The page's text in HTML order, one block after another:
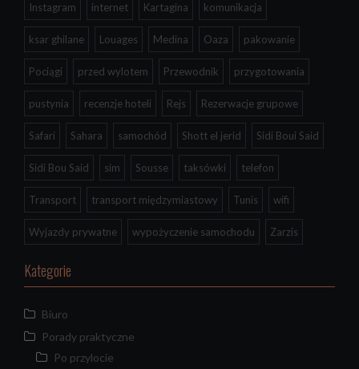
Instagram internet Kartagina komunikacja
ksar ghilane Louages Medina Oaza pakowanie
Pociągi przed wylotem Przewodnik przygotowania
pustynia recenzje hoteli Rejs Rezerwacje grupowe
Safari Sahara samochód Shott el jerid Sidi Boui Said
Sidi Bou Said sim Sousse taksówki telefon
Transport transport międzymiastowy Tunis wifi
Wyjazdy prywatne wypożyczenie samochodu Zarzis
Kategorie
Biuro
Porady praktyczne
Po przylocie